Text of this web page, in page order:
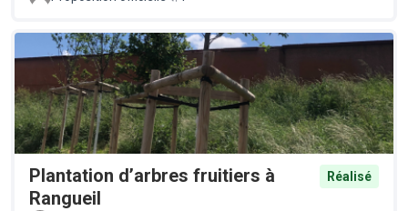
Plantation d’arbres fruitiers à
Rangueil
Réalisé